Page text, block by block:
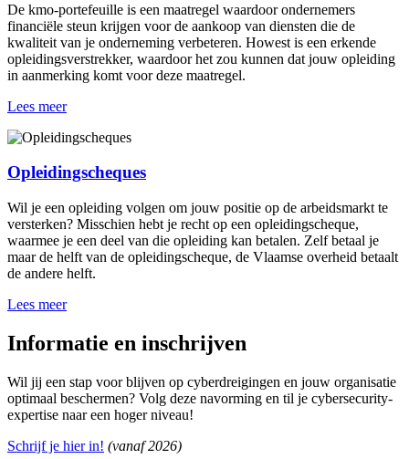
De kmo-portefeuille is een maatregel waardoor ondernemers
financiële steun krijgen voor de aankoop van diensten die de
kwaliteit van je onderneming verbeteren. Howest is een erkende
opleidingsverstrekker, waardoor het zou kunnen dat jouw opleiding
in aanmerking komt voor deze maatregel.
Lees meer
Opleidings­cheques
Wil je een opleiding volgen om jouw positie op de arbeidsmarkt te
versterken? Misschien hebt je recht op een opleidingscheque,
waarmee je een deel van die opleiding kan betalen. Zelf betaal je
maar de helft van de opleidingscheque, de Vlaamse overheid betaalt
de andere helft.
Lees meer
Informatie en inschrijven
Wil jij een stap voor blijven op cyberdreigingen en jouw organisatie
optimaal beschermen? Volg deze navorming en til je cybersecurity-
expertise naar een hoger niveau!
Schrijf je hier in! (vanaf 2026)